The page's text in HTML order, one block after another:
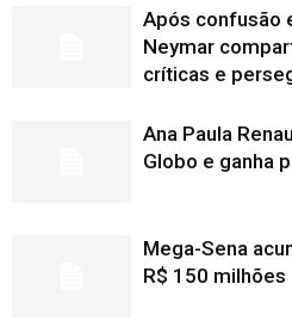
Após confusão
Neymar
críticas e
Ana Paula
Globo e ganha
Mega-Sena
R$ 150 milhões